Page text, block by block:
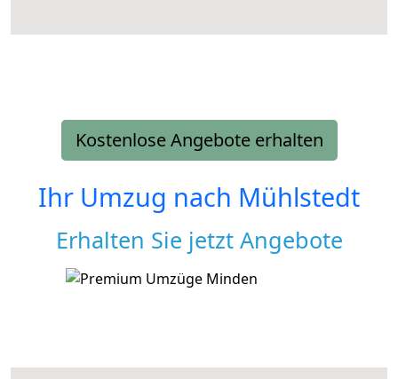
Kostenlose Angebote erhalten
Ihr Umzug nach Mühlstedt
Erhalten Sie jetzt Angebote